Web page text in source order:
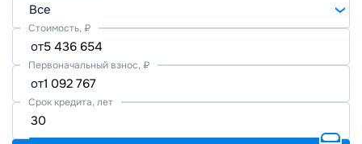
Все
Стоимость, ₽
от
Первоначальный взнос, ₽
от
Срок кредита, лет